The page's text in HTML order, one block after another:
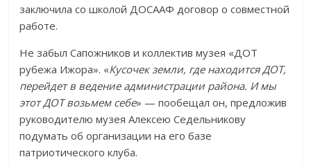
заключила со школой ДОСААФ договор о совместной
работе.
Не забыл Сапожников и коллектив музея «ДОТ
рубежа Ижора». «Кусочек земли, где находится ДОТ,
перейдет в ведение администрации района. И мы
этот ДОТ возьмем себе» — пообещал он, предложив
руководителю музея Алексею Седельникову
подумать об организации на его базе
патриотического клуба.